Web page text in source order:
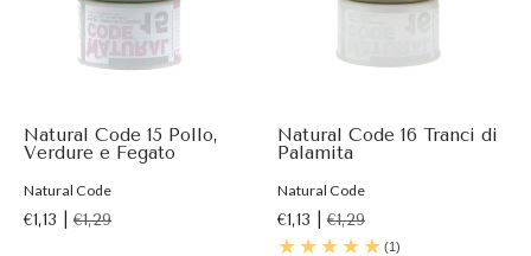
Natural Code 15 Pollo,
Verdure e Fegato
Natural Code
€1,13 | €1,29
Natural Code 16 Tranci di
Palamita
Natural Code
€1,13 | €1,29
(1)